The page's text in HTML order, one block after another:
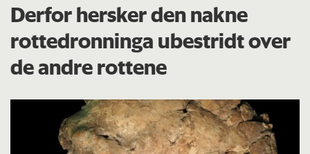
Derfor hersker den nakne
rottedronninga ubestridt over
de andre rottene